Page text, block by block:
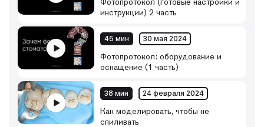
инструкции) 2 часть
45 мин 30 мая 2024
Фотопротокол: оборудование и
оснащение (1 часть)
38 мин 24 февраля 2024
Как моделировать, чтобы не
спиливать